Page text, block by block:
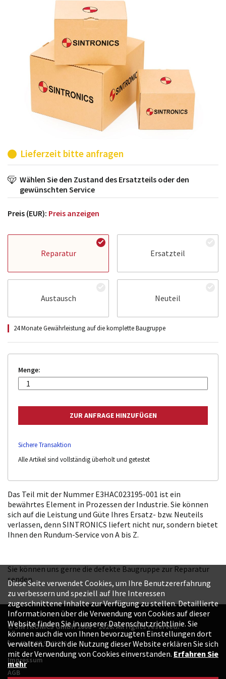
möglich. SINTRONICS ist dann ihr Partner, der
entweder die alten Baugruppen technisch hochwertig
repariert oder ihnen die abgekündigten Baugruppen
aus dem eigenen Lager ersetzt.
Lieferzeit bitte anfragen
Wählen Sie den Zustand des Ersatzteils oder den
gewünschten Service
Preis (EUR): Preis anzeigen
Reparatur Ersatzteil
Austausch Neuteil
24 Monate Gewährleistung auf die komplette Baugruppe
Menge:
Sichere Transaktion
Alle Artikel sind vollständig überholt und getestet
Das Teil mit der Nummer E3HAC023195-001 ist ein
bewährtes Element in Prozessen der Industrie. Sie können
sich auf die Leistung und Güte Ihres Ersatz- bzw. Neuteils
verlassen, denn SINTRONICS liefert nicht nur, sondern bietet
Ihnen den Rundum-Service von A bis Z.
Sie können uns gerne die defekte Baugruppe zur Reparatur
senden.
© SINTRONICS GmbH 2008 – 2026. All rights reserved.
+49 6187 99413-0
Impressum
AGB
Diese Seite verwendet Cookies, um Ihre Benutzererfahrung
zu verbessern und speziell auf Ihre Interessen
zugeschnittene Inhalte zur Verfügung zu stellen. Detaillierte
Informationen über die Verwendung von Cookies auf dieser
Website finden Sie in unserer Datenschutzrichtlinie. Sie
können auch die von Ihnen bevorzugten Einstellungen dort
verwalten. Durch die Nutzung dieser Website erklären Sie sich
mit der Verwendung von Cookies einverstanden. Erfahren Sie
mehr